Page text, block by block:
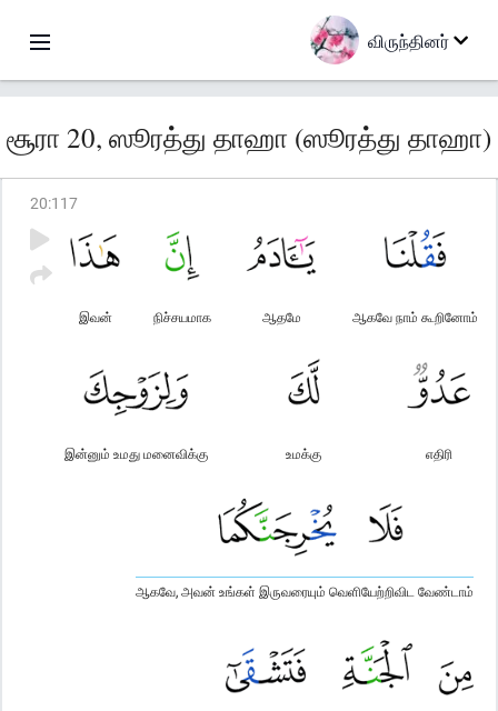
விருந்தினர்
சூரா 20, ஸூரத்து தாஹா (ஸூரத்து தாஹா)
20:117
ஆகவே நாம் கூறினோம்
ஆதமே
நிச்சயமாக
இவன்
எதிரி
உமக்கு
இன்னும் உமது மனைவிக்கு
ஆகவே, அவன் உங்கள் இருவரையும் வெளியேற்றிவிட வேண்டாம்